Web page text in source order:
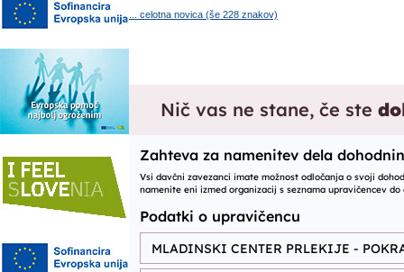
... celotna novica (še 228 znakov)